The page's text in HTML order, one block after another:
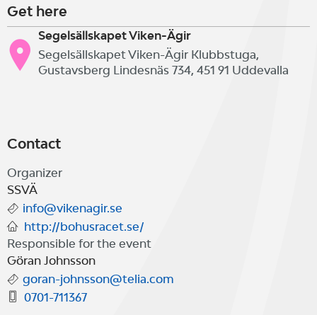
Get here
Segelsällskapet Viken-Ägir
Segelsällskapet Viken-Ägir Klubbstuga,
Gustavsberg Lindesnäs 734, 451 91 Uddevalla
Contact
Organizer
SSVÄ
info@vikenagir.se
http://bohusracet.se/
Responsible for the event
Göran Johnsson
goran-johnsson@telia.com
0701-711367